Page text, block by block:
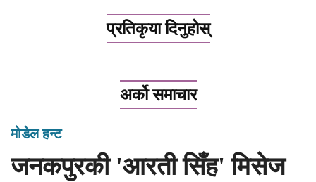
प्रतिकृया दिनुहोस्
अर्को समाचार
मोडेल हन्ट
जनकपुरकी 'आरती सिँह' मिसेज